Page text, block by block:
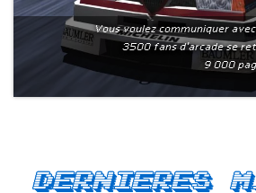
Vous voulez communiquer
3500 fans d'arcade se
9 000
Dernieres